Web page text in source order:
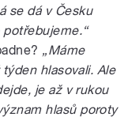
se dá v Česku
„Máme
hlasovali. Ale
je až v rukou
hlasů poroty